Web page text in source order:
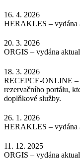
16. 4. 2026
HERAKLES – vydána
20. 3. 2026
ORGIS – vydána
18. 3. 2026
RECEPCE-ONLINE –
rezervačního portálu,
doplňkové služby.
26. 1. 2026
HERAKLES – vydána
11. 12. 2025
ORGIS – vydána